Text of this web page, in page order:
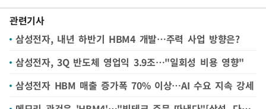
관련기사
삼성전자, 내년 하반기 HBM4 개발…주력 사업 방향은?
삼성전자, 3Q 반도체 영업익 3.9조…"일회성 비용 영향"
삼성전자 HBM 매출 증가폭 70% 이상…AI 수요 지속 강세